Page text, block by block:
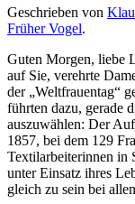
Geschrieben von
Früher Vogel.
Guten Morgen, liebe
auf Sie, verehrte
der „Weltfrauentag“
führten dazu, gerade
auszuwählen: Der
1857, bei dem 129
Textilarbeiterinnen in
unter Einsatz ihres
gleich zu sein bei